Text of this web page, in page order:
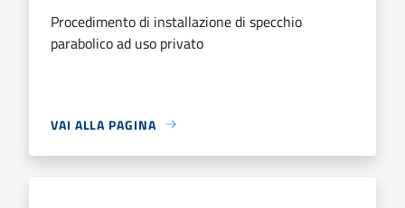
Procedimento di installazione di specchio
parabolico ad uso privato
VAI ALLA PAGINA